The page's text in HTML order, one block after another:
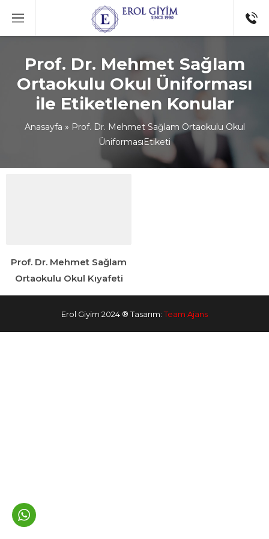
Prof. Dr. Mehmet Sağlam
Ortaokulu Okul Üniforması
ile Etiketlenen Konular
Anasayfa » Prof. Dr. Mehmet Sağlam Ortaokulu Okul
ÜniformasıEtiketi
Prof. Dr. Mehmet Sağlam
Ortaokulu Okul Kıyafeti
Erol Giyim 2024 ® Tasarım:Team Ajans